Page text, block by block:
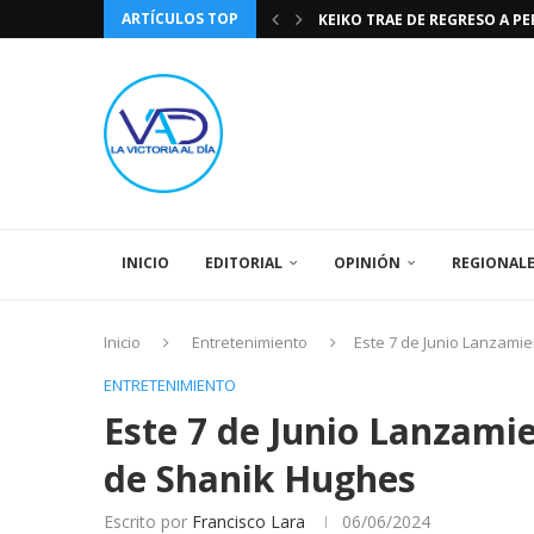
ARTÍCULOS TOP
KEIKO TRAE DE REGRESO A
INICIO EDITORIAL OPINIÓN
Inicio Entretenimiento
Este 7 de Junio
ENTRETENIMIENTO
Este 7 de Junio
de Shanik Hughes
Escrito por Francisco Lara 06/06/2024